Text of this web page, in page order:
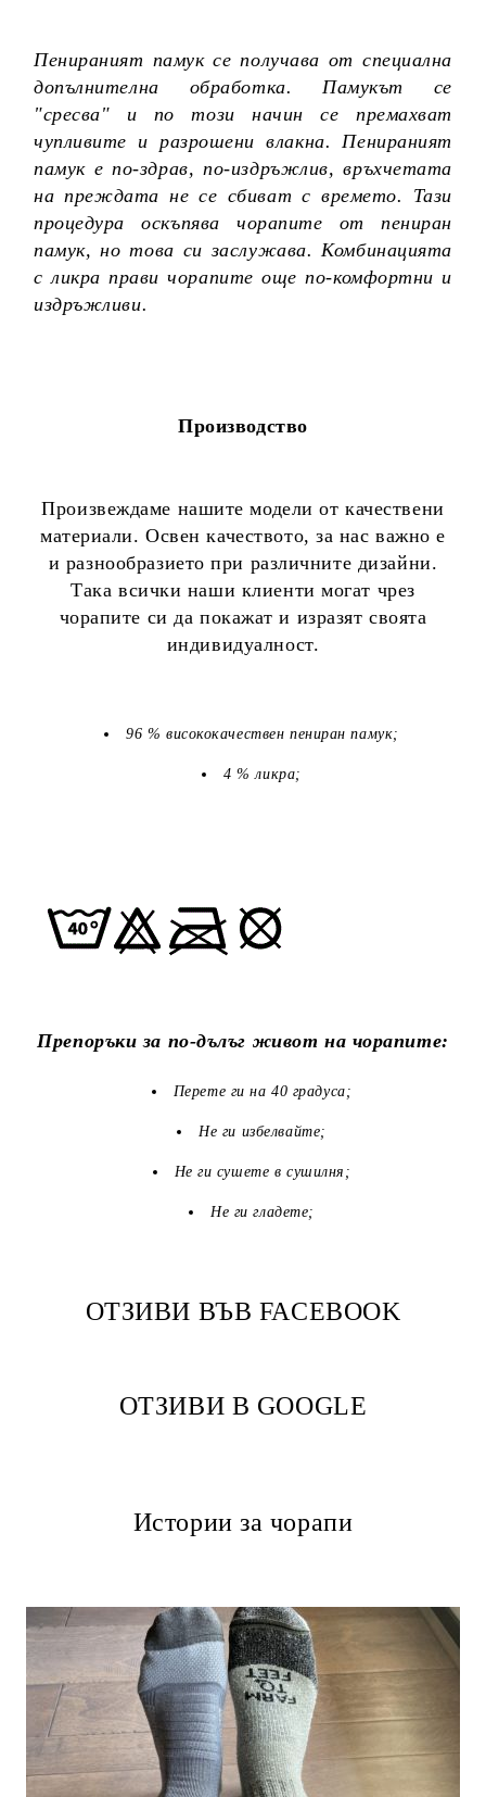
Пенираният памук се получава от специална
допълнителна обработка. Памукът се
"сресва" и по този начин се премахват
чупливите и разрошени влакна. Пенираният
памук е по-здрав, по-издръжлив, връхчетата
на преждата не се сбиват с времето. Тази
процедура оскъпява чорапите от пениран
памук, но това си заслужава. Комбинацията
с ликра прави чорапите още по-комфортни и
издръжливи.
Производство
Произвеждаме нашите модели от качествени
материали. Освен качеството, за нас важно е
и разнообразието при различните дизайни.
Така всички наши клиенти могат чрез
чорапите си да покажат и изразят своята
индивидуалност.
96 % висококачествен пениран памук;
4 % ликра;
Препоръки за по-дълъг живот на чорапите:
Перете ги на 40 градуса;
Не ги избелвайте;
Не ги сушете в сушилня;
Не ги гладете;
ОТЗИВИ ВЪВ FACEBOOK
ОТЗИВИ В GOOGLE
Истории за чорапи